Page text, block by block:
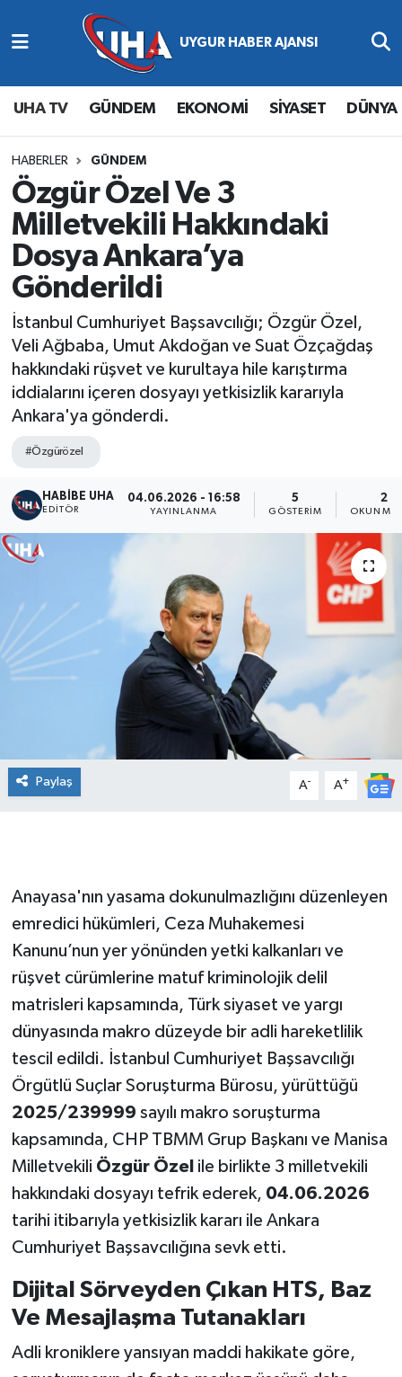
UHA TV GÜNDEM EKONOMİ SİYASET DÜNYA
HABERLER GÜNDEM
Özgür Özel Ve 3
Milletvekili Hakkındaki
Dosya Ankara’ya
Gönderildi
İstanbul Cumhuriyet Başsavcılığı; Özgür Özel,
Veli Ağbaba, Umut Akdoğan ve Suat Özçağdaş
hakkındaki rüşvet ve kurultaya hile karıştırma
iddialarını içeren dosyayı yetkisizlik kararıyla
Ankara'ya gönderdi.
#Özgürözel
HABİBE UHA
EDITÖR
04.06.2026 - 16:58
YAYINLANMA
5
GÖSTERIM
2
OKUNMA
Paylaş A- A+
Anayasa'nın yasama dokunulmazlığını düzenleyen
emredici hükümleri, Ceza Muhakemesi
Kanunu’nun yer yönünden yetki kalkanları ve
rüşvet cürümlerine matuf kriminolojik delil
matrisleri kapsamında, Türk siyaset ve yargı
dünyasında makro düzeyde bir adli hareketlilik
tescil edildi. İstanbul Cumhuriyet Başsavcılığı
Örgütlü Suçlar Soruşturma Bürosu, yürüttüğü
2025/239999 sayılı makro soruşturma
kapsamında, CHP TBMM Grup Başkanı ve Manisa
Milletvekili Özgür Özel ile birlikte 3 milletvekili
hakkındaki dosyayı tefrik ederek, 04.06.2026
tarihi itibarıyla yetkisizlik kararı ile Ankara
Cumhuriyet Başsavcılığına sevk etti.
Dijital Sörveyden Çıkan HTS, Baz
Ve Mesajlaşma Tutanakları
Adli kroniklere yansıyan maddi hakikate göre,
Abone Ol
Gündem
Ekonomi
Magazin
Siyaset
Spor
Yaşam
Nöbetçi Eczaneler
Hava Durumu
Namaz Vakitleri
Trafik Durumu
Süper Lig Puan Durumu ve Fikstür
Tüm Manşetler
Son Dakika Haberleri
Haber Arşivi